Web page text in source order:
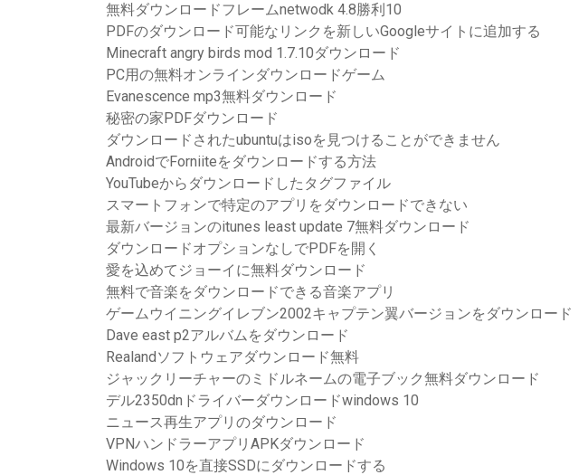
無料ダウンロードフレームnetwodk 4.8勝利10
PDFのダウンロード可能なリンクを新しいGoogleサイトに追加する
Minecraft angry birds mod 1.7.10ダウンロード
PC用の無料オンラインダウンロードゲーム
Evanescence mp3無料ダウンロード
秘密の家PDFダウンロード
ダウンロードされたubuntuはisoを見つけることができません
AndroidでForniiteをダウンロードする方法
YouTubeからダウンロードしたタグファイル
スマートフォンで特定のアプリをダウンロードできない
最新バージョンのitunes least update 7無料ダウンロード
ダウンロードオプションなしでPDFを開く
愛を込めてジョーイに無料ダウンロード
無料で音楽をダウンロードできる音楽アプリ
ゲームウイニングイレブン2002キャプテン翼バージョンをダウンロード
Dave east p2アルバムをダウンロード
Realandソフトウェアダウンロード無料
ジャックリーチャーのミドルネームの電子ブック無料ダウンロード
デル2350dnドライバーダウンロードwindows 10
ニュース再生アプリのダウンロード
VPNハンドラーアプリAPKダウンロード
Windows 10を直接SSDにダウンロードする